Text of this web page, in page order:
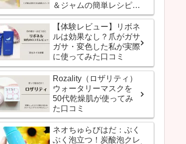
＆ジャムの簡単レシピ
（桃農家直伝）
【体験レビュー】リボネ
ルは効果なし？爪がガサ
ガサ・変色した私が実際
に使ってみた口コミ
Rozality（ロザリティ）
ウォータリーマスクを
50代乾燥肌が使ってみ
た口コミ
ネオちゅらびはだ：ぶく
ぶく泡立つ！炭酸泡クレ